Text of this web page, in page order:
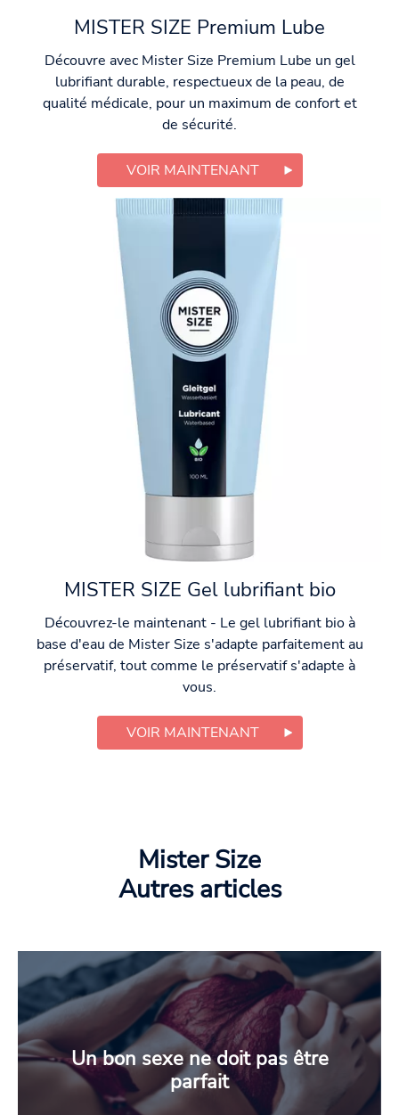
MISTER SIZE Premium Lube
Découvre avec Mister Size Premium Lube un gel
lubrifiant durable, respectueux de la peau, de
qualité médicale, pour un maximum de confort et
de sécurité.
VOIR MAINTENANT
MISTER SIZE Gel lubrifiant bio
Découvrez-le maintenant - Le gel lubrifiant bio à
base d'eau de Mister Size s'adapte parfaitement au
préservatif, tout comme le préservatif s'adapte à
vous.
VOIR MAINTENANT
Mister Size
Autres articles
Un bon sexe ne doit pas être
parfait